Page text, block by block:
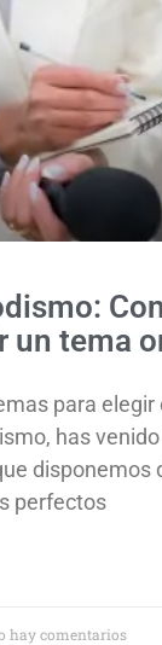
un tema
para elegir
has
disponemos
perfectos
hay comentarios